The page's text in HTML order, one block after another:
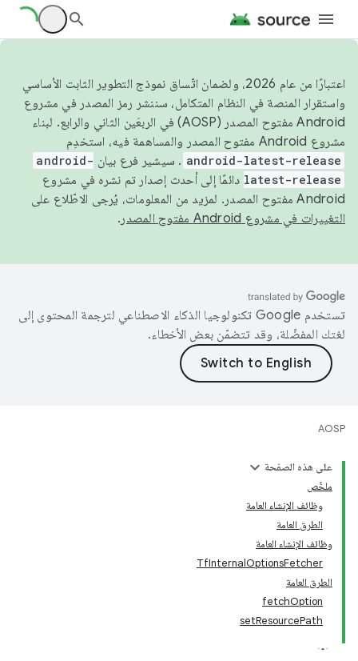
اعتبارًا من عام 2026، ولضمان اتّساق نموذج التطوير الثابت الأساسي
واستقرار المنصة في النظام المتكامل، سننشر رمز المصدر في مشروع
Android مفتوح المصدر (AOSP) في الربعَين الثاني والرابع. لبناء
مشروع Android مفتوح المصدر والمساهمة فيه، استخدِم
android-latest-release . سيشير فرع بيان android-
latest-release دائمًا إلى أحدث إصدار تم نشره في مشروع
Android مفتوح المصدر. لمزيد من المعلومات، يُرجى الاطّلاع على
التغييرات في مشروع Android مفتوح المصدر
.
تستخدم Google تكنولوجيا الذكاء الاصطناعي لترجمة المحتوى إلى
لغتك المفضّلة، وقد تتضمّن بعض الأخطاء.
AOSP
على هذه الصفحة
ملخّص
وظائف الإنشاء العامة
الطرق العامة
وظائف الإنشاء العامة
TfInternalOptionsFetcher
الطرق العامة
fetchOption
setResourcePath